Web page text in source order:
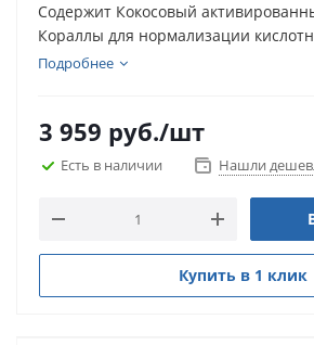
Содержит Кокосовый
Кораллы для нормализации
баланса воды и Био-керамику
параметров и биологическую
службы: около 24 месяцев или 20000
Подробнее
3 959 руб./шт
Есть в наличии Нашли
Купить в 1 клик